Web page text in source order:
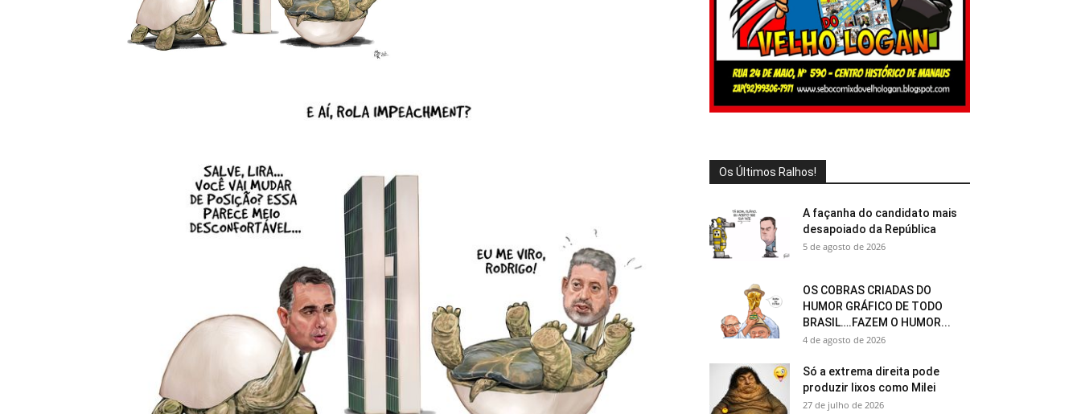
Os Últimos Ralhos!
A façanha do candidato mais
desapoiado da República
5 de agosto de 2026
OS COBRAS CRIADAS DO
HUMOR GRÁFICO DE TODO
BRASIL….FAZEM O HUMOR...
4 de agosto de 2026
Só a extrema direita pode
produzir lixos como Milei
27 de julho de 2026